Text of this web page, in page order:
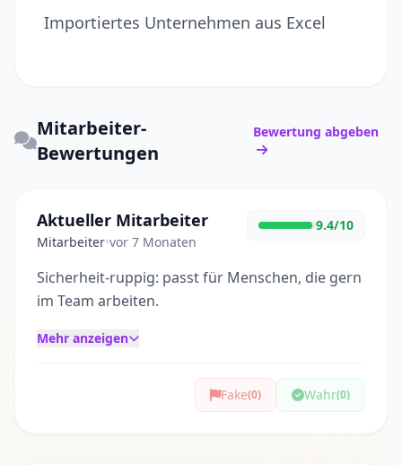
Importiertes Unternehmen aus Excel
Mitarbeiter-
Bewertungen
Bewertung abgeben
Aktueller Mitarbeiter
Mitarbeiter•vor 7 Monaten
9.4/10
Sicherheit-ruppig: passt für Menschen, die gern
im Team arbeiten.
Mehr anzeigen
Fake(0) Wahr(0)